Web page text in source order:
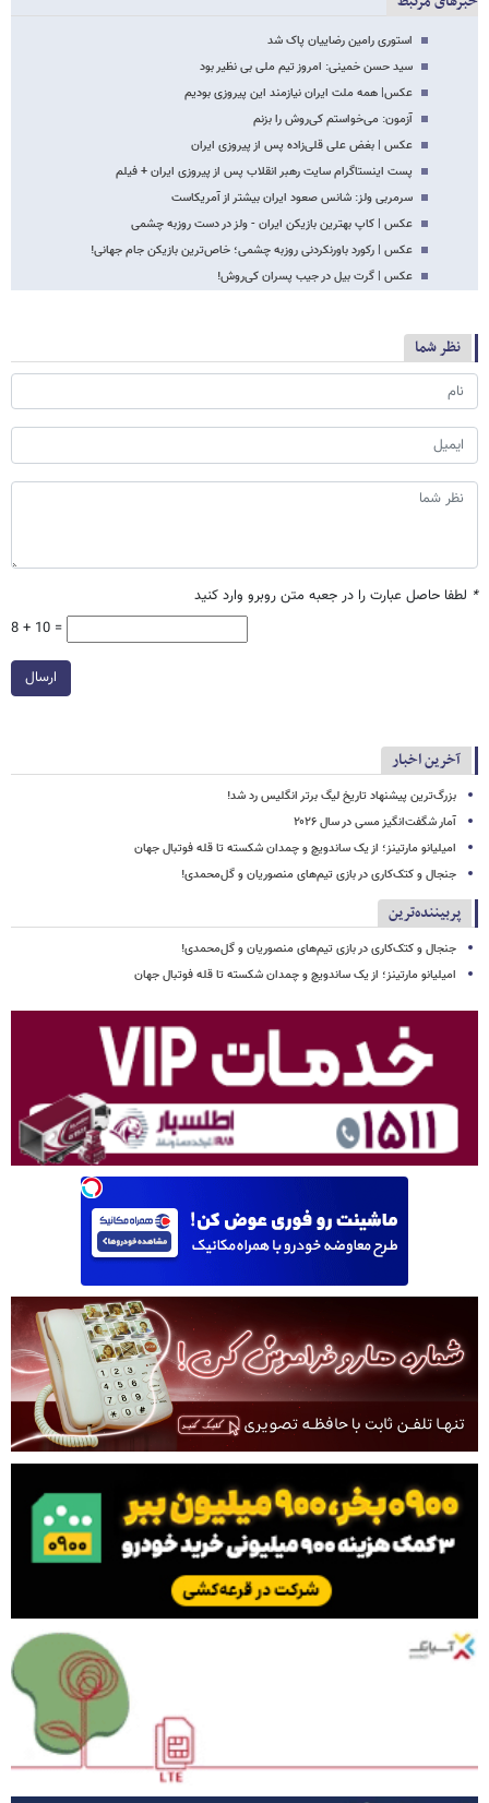
استوری رامین رضاییان پاک شد
سید حسن خمینی: امروز تیم ملی بی نظیر بود
عکس| همه ملت ایران نیازمند این پیروزی بودیم
آزمون: می‌خواستم کی‌روش را بزنم
عکس | بغض علی قلی‌زاده پس از پیروزی ایران
پست اینستاگرام سایت رهبر انقلاب پس از پیروزی ایران + فیلم
سرمربی ولز: شانس صعود ایران بیشتر از آمریکاست
عکس | کاپ بهترین بازیکن ایران - ولز در دست روزبه چشمی
عکس | رکورد باورنکردنی روزبه چشمی؛ خاص‌ترین بازیکن جام جهانی!
عکس | گرت بیل در جیب پسران کی‌روش!
نظر شما
* لطفا حاصل عبارت را در جعبه متن روبرو وارد کنید
8 + 10 =
ارسال
آخرین اخبار
بزرگ‌ترین پیشنهاد تاریخ لیگ برتر انگلیس رد شد!
آمار شگفت‌انگیز مسی در سال ۲۰۲۶
امیلیانو مارتینز؛ از یک ساندویچ و چمدان شکسته تا قله فوتبال جهان
جنجال و کتک‌کاری در بازی تیم‌های منصوریان و گل‌محمدی!
پربیننده‌ترین
جنجال و کتک‌کاری در بازی تیم‌های منصوریان و گل‌محمدی!
امیلیانو مارتینز؛ از یک ساندویچ و چمدان شکسته تا قله فوتبال جهان